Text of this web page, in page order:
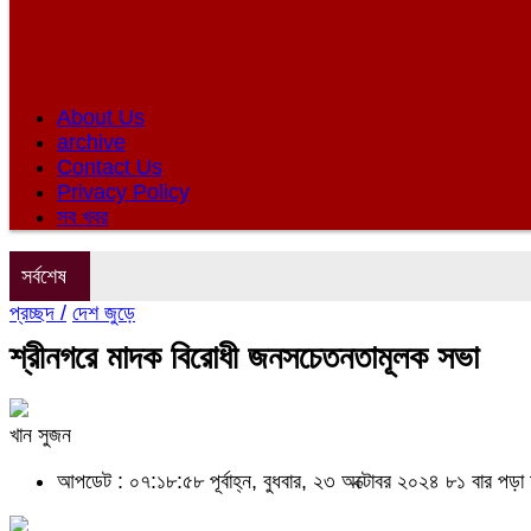
About Us
archive
Contact Us
Privacy Policy
সব খবর
সর্বশেষ
প্রচ্ছদ / দেশ জুড়ে
শ্রীনগরে মাদক বিরোধী জনসচেতনতামূলক সভা
খান সুজন
আপডেট : ০৭:১৮:৫৮ পূর্বাহ্ন, বুধবার, ২৩ অক্টোবর ২০২৪ ৮১ বার পড়া